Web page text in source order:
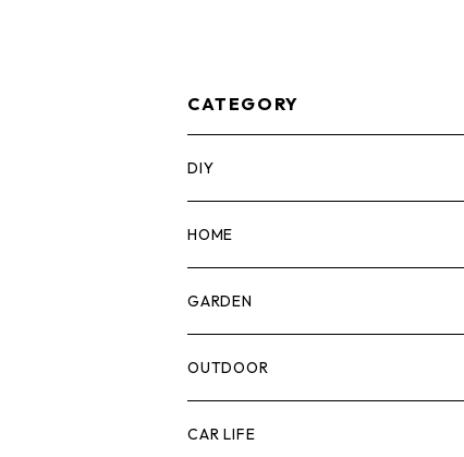
CATEGORY
DIY
マーカー
計測機器
腰袋・ツールホルスター
工具箱
HOME
5ガロンバケツ
キッチン
日用品
GARDEN
剪定ばさみ
ガーデンツール
OUTDOOR
スツール
CAR LIFE